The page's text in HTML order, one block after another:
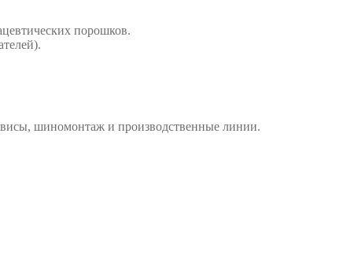
порошков.
шиномонтаж и производственные линии.